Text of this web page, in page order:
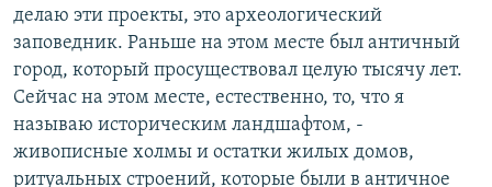
делаю эти проекты, это археологический
заповедник. Раньше на этом месте был античный
город, который просуществовал целую тысячу лет.
Сейчас на этом месте, естественно, то, что я
называю историческим ландшафтом, -
живописные холмы и остатки жилых домов,
ритуальных строений, которые были в античное